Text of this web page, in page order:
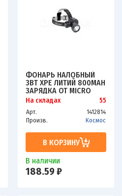
ФОНАРЬ НАЛОБНЫЙ
3ВТ ХРЕ ЛИТИЙ 800MAH
ЗАРЯДКА ОТ MICRO
USB ШНУР В КОМПЛ.
КОСМОС
KOCACHEAD3W
На складах 55
Арт.
1412814
Произв.
Космос
В КОРЗИНУ
В наличии
188.59 ₽